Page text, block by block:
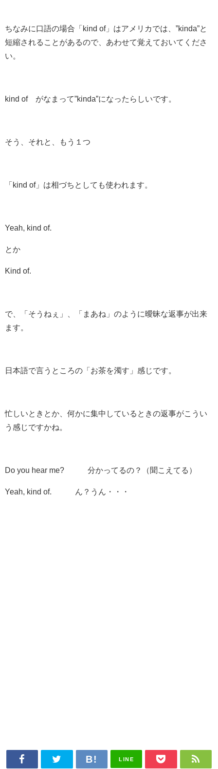
ちなみに口語の場合「kind of」はアメリカでは、”kinda”と
短縮されることがあるので、あわせて覚えておいてくださ
い。
kind of がなまって”kinda”になったらしいです。
そう、それと、もう１つ
「kind of」は相づち としても使われます。
Yeah, kind of.
とか
Kind of.
で、 「そうねぇ」 「まあね」 のように曖昧な返事が出来
ます。
日本語で言うところの 「お茶を濁す」 感じです。
忙しいときとか、何かに集中しているときの返事がこうい
う感じですかね。
Do you hear me? 分かってるの？（聞こえてる）
Yeah, kind of. ん？うん・・・
LINE